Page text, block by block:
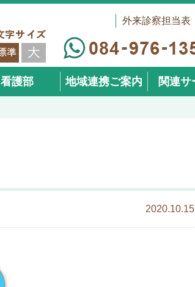
外来診察担当表
看護部 地域連携ご案内 関連サ
2020.10.15